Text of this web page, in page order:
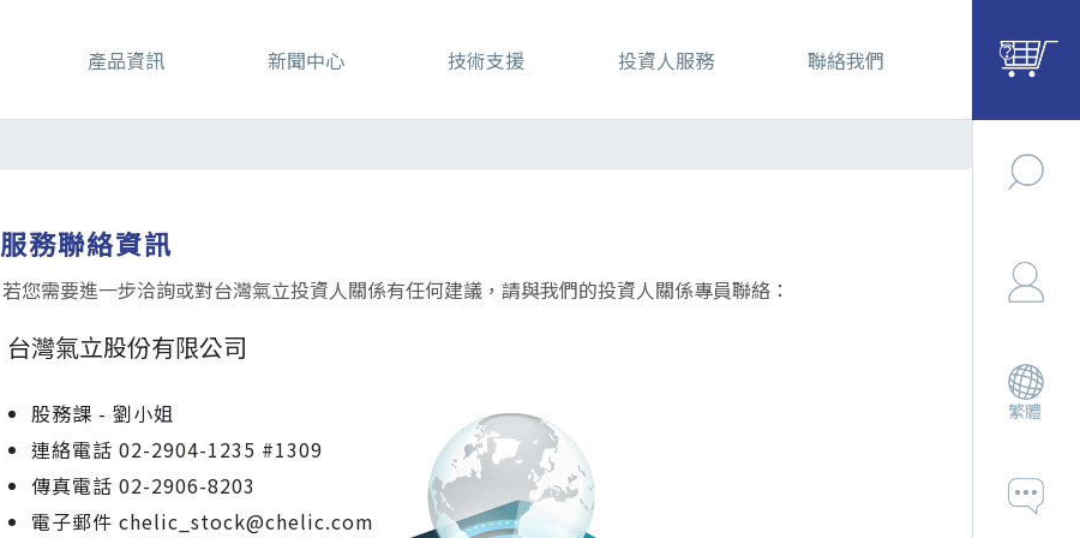
產品資訊 新聞中心 技術支援 投資人服務 聯絡我們
服務聯絡資訊
若您需要進一步洽詢或對台灣氣立投資人關係有任何建議，請與我們的投資人關係專員聯絡：
台灣氣立股份有限公司
股務課 - 劉小姐
連絡電話 02-2904-1235 #1309
傳真電話 02-2906-8203
電子郵件 chelic_stock@chelic.com
繁體